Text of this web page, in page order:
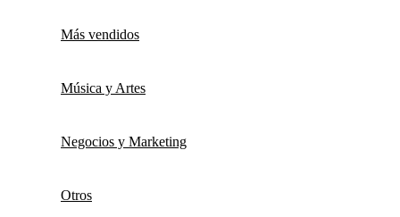
Más vendidos
Música y Artes
Negocios y Marketing
Otros